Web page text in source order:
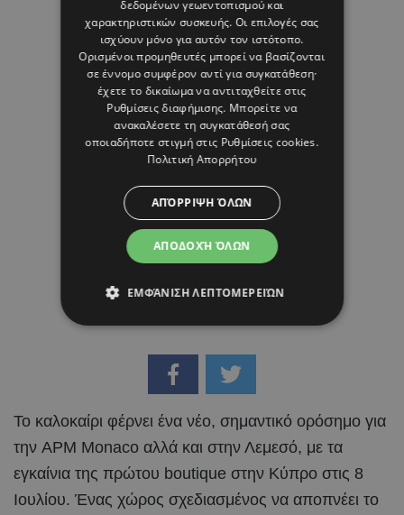
30 ΙΟΥΛΙΟΥ 26 - 16:35
HELLO! Cyprus
Το καλοκαίρι φέρνει ένα νέο, σημαντικό ορόσημο για
την APM Monaco αλλά και στην Λεμεσό, με τα
εγκαίνια της πρώτου boutique στην Κύπρο στις 8
Ιουλίου. Ένας χώρος σχεδιασμένος να αποπνέει το
δεδομένων γεωεντοπισμού και
χαρακτηριστικών συσκευής. Οι επιλογές σας
ισχύουν μόνο για αυτόν τον ιστότοπο.
Ορισμένοι προμηθευτές μπορεί να βασίζονται
σε έννομο συμφέρον αντί για συγκατάθεση·
έχετε το δικαίωμα να αντιταχθείτε στις
Ρυθμίσεις διαφήμισης. Μπορείτε να
ανακαλέσετε τη συγκατάθεσή σας
οποιαδήποτε στιγμή στις Ρυθμίσεις cookies.
Πολιτική Απορρήτου
ΑΠΟΔΟΧΉ ΌΛΩΝ
ΑΠΌΡΡΙΨΗ ΌΛΩΝ
ΕΜΦΆΝΙΣΗ ΛΕΠΤΟΜΕΡΕΙΏΝ